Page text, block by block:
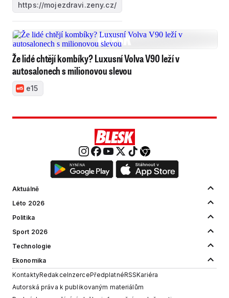
https://mojezdravi.zeny.cz/
Že lidé chtějí kombíky? Luxusní Volva V90 leží v
autosalonech s milionovou slevou
e15
Aktuálně
Léto 2026
Politika
Sport 2026
Technologie
Ekonomika
KontaktyRedakceInzercePředplatnéRSSKariéra
Autorská práva k publikovaným materiálům